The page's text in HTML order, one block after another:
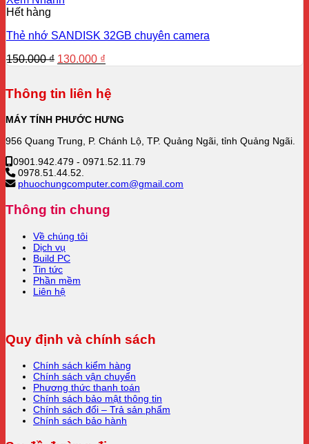
Hết hàng
Thẻ nhớ SANDISK 32GB chuyên camera
150.000₫ Giá
150.000 ₫.
130.000 ₫
là:
Thông tin liên hệ
MÁY TÍNH PHƯỚC HƯNG
956 Quang Trung, P. Chánh Lộ, TP. Quảng Ngãi, tỉnh Quảng Ngãi.
0901.942.479 - 0971.52.11.79
0978.51.44.52.
phuochungcomputer.com@gmail.com
Thông tin chung
Về chúng tôi
Dịch vụ
Build PC
Tin tức
Phần mềm
Liên hệ
Quy định và chính sách
Chính sách kiểm hàng
Chính sách vận chuyển
Phương thức thanh toán
Chính sách bảo mật thông tin
Chính sách đổi – Trả sản phẩm
Chính sách bảo hành